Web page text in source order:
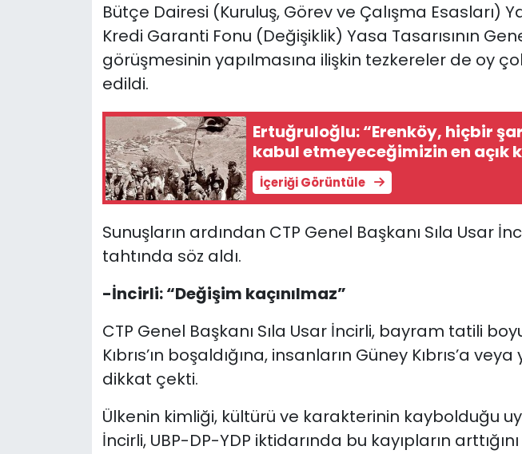
Bütçe Dairesi (Kuruluş, Görev ve Çalışma Esasları)
Kredi Garanti Fonu (Değişiklik) Yasa Tasarısının
görüşmesinin yapılmasına ilişkin tezkereler de oy
edildi.
Ertuğruloğlu: “Erenköy, hiçbir
kabul etmeyeceğimizin en açık
İçeriği Görüntüle
Sunuşların ardından CTP Genel Başkanı Sıla Usar
tahtında söz aldı.
-İncirli: “Değişim kaçınılmaz”
CTP Genel Başkanı Sıla Usar İncirli, bayram tatili
Kıbrıs’ın boşaldığına, insanların Güney Kıbrıs’a
dikkat çekti.
Ülkenin kimliği, kültürü ve karakterinin kaybolduğu
İncirli, UBP-DP-YDP iktidarında bu kayıpların